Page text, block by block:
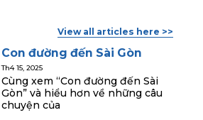
View all articles here >>
Con đường đến Sài Gòn
Th4 15, 2025
Cùng xem “Con đường đến Sài
Gòn” và hiểu hơn về những câu
chuyện của